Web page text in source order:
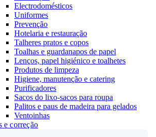
Electrodomésticos
Uniformes
Prevenção
Hotelaria e restauração
Talheres pratos e copos
Toalhas e guardanapos de papel
Lenços, papel higiénico e toalhetes
Produtos de limpeza
Higiene, manutenção e catering
Purificadores
Sacos do lixo-sacos para roupa
Palitos e paus de madeira para gelados
Ventoinhas
e correção